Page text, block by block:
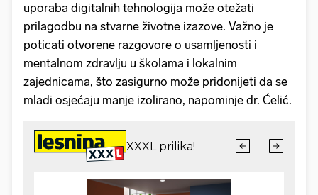
uporaba digitalnih tehnologija može otežati
prilagodbu na stvarne životne izazove. Važno je
poticati otvorene razgovore o usamljenosti i
mentalnom zdravlju u školama i lokalnim
zajednicama, što zasigurno može pridonijeti da se
mladi osjećaju manje izolirano, napominje dr. Ćelić.